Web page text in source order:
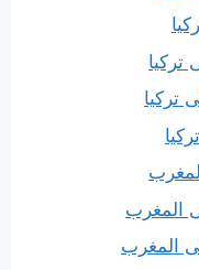
تركيا
تركيا
المغرب
المغرب